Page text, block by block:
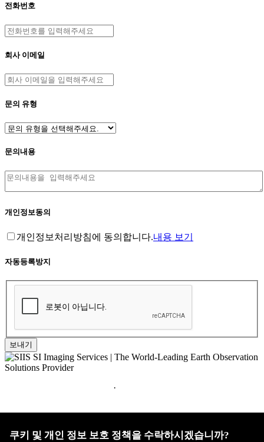
전화번호
회사 이메일
문의 유형
문의내용
개인정보동의
개인정보처리방침에 동의합니다.내용 보기
자동등록방지
보내기
·
3층 TEL : 042-341-0401
쿠키 및 개인 정보 보호 정책을 수락하시겠습니까?